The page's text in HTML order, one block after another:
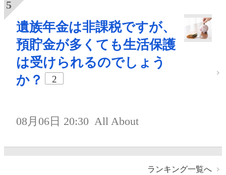
遺族年金は非課税ですが、
預貯金が多くても生活保護
は受けられるのでしょう
か？
2
08月06日 20:30 All About
ランキング一覧へ